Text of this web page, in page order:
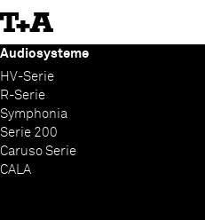
to
Content
Audiosysteme
HV-Serie
R-Serie
Symphonia
Serie 200
Caruso Serie
CALA